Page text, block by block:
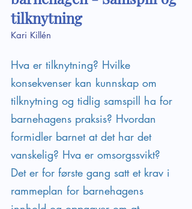
tilknytning
Kari Killén
Hva er tilknytning? Hvilke
konsekvenser kan kunnskap om
tilknytning og tidlig samspill ha for
barnehagens praksis? Hvordan
formidler barnet at det har det
vanskelig? Hva er omsorgssvikt?
Det er for første gang satt et krav i
rammeplan for barnehagens